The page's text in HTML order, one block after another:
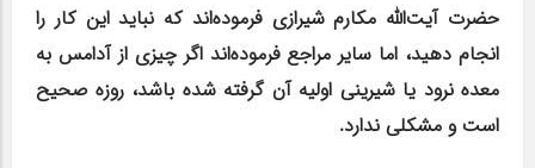
حضرت آیت‌الله مکارم شیرازی فرموده‌اند که نباید این کار را
انجام دهید، اما سایر مراجع فرموده‌اند اگر چیزی از آدامس به
معده نرود یا شیرینی اولیه آن گرفته شده باشد، روزه صحیح
است و مشکلی ندارد.